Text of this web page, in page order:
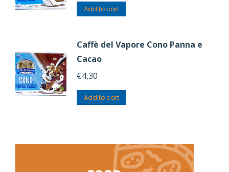
Add to cart
Caffè del Vapore Cono Panna e
Cacao
€4,30
Add to cart